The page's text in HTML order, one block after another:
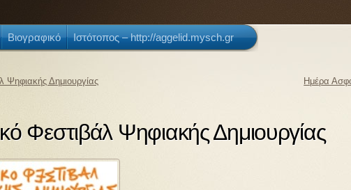
Βιογραφικό Ιστότοπος – http://aggelid.mysch.gr
Ψηφιακής Δημιουργίας Ημέρα
Φεστιβάλ Ψηφιακής Δημιουργίας